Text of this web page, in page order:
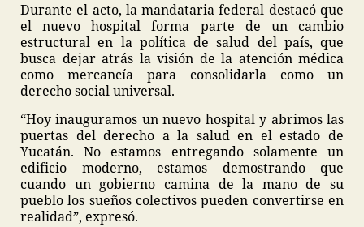
Durante el acto, la mandataria federal destacó que
el nuevo hospital forma parte de un cambio
estructural en la política de salud del país, que
busca dejar atrás la visión de la atención médica
como mercancía para consolidarla como un
derecho social universal.
“Hoy inauguramos un nuevo hospital y abrimos las
puertas del derecho a la salud en el estado de
Yucatán. No estamos entregando solamente un
edificio moderno, estamos demostrando que
cuando un gobierno camina de la mano de su
pueblo los sueños colectivos pueden convertirse en
realidad”, expresó.